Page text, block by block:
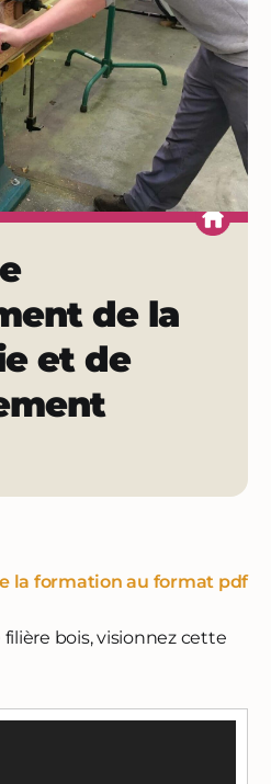
de la
et de
la formation au format pdf
bois, visionnez cette